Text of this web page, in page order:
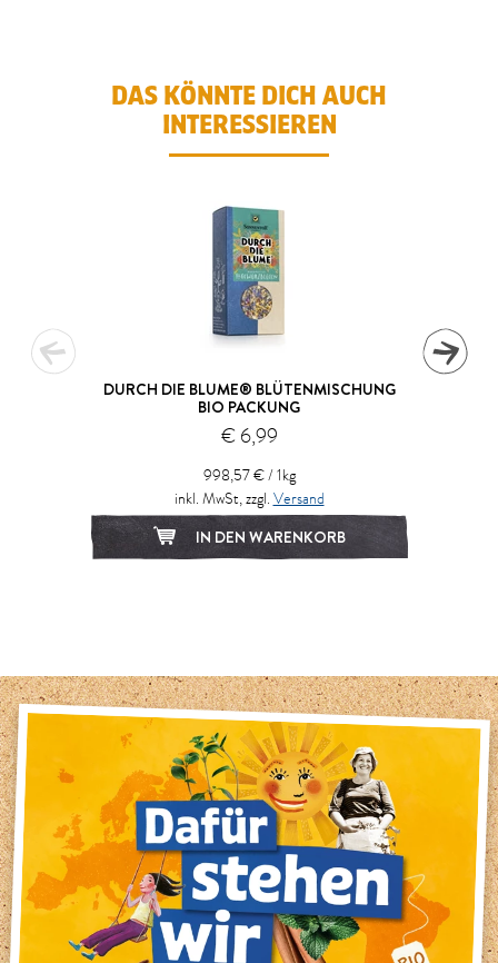
DAS KÖNNTE DICH AUCH
INTERESSIEREN
DURCH DIE BLUME® BLÜTENMISCHUNG
BIO PACKUNG
€ 6,99
998,57 € / 1kg
inkl. MwSt, zzgl. Versand
IN DEN WARENKORB